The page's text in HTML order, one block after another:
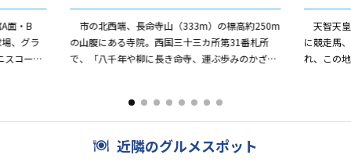
面・B
、グラ
スコート
市の北西端、長命寺山（333m）の標高約250m
の山腹にある寺院。西国三十三カ所第31番札所
で、「八千年や柳に長き命寺、運ぶ歩みのかざし
天智天
に競走馬
れ、この
近隣のグルメスポット